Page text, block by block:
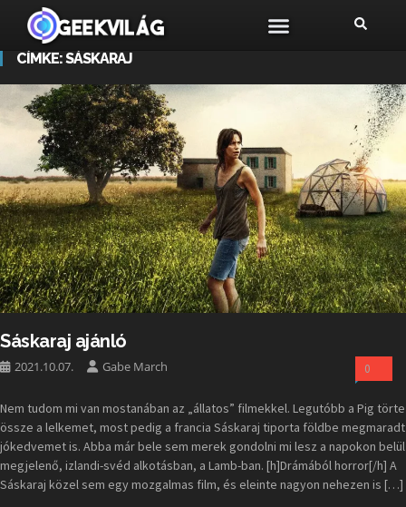
CÍMKE:SÁSKARAJ
Sáskaraj ajánló
2021.10.07. Gabe March 0
Nem tudom mi van mostanában az „állatos” filmekkel. Legutóbb a Pig törte
össze a lelkemet, most pedig a francia Sáskaraj tiporta földbe megmaradt
jókedvemet is. Abba már bele sem merek gondolni mi lesz a napokon belül
megjelenő, izlandi-svéd alkotásban, a Lamb-ban. [h]Drámából horror[/h] A
Sáskaraj közel sem egy mozgalmas film, és eleinte nagyon nehezen is […]